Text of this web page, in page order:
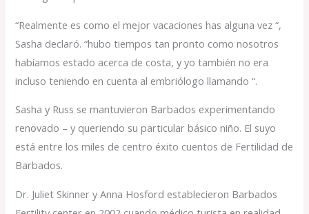
“Realmente es como el mejor vacaciones has alguna vez “,
Sasha declaró. “hubo tiempos tan pronto como nosotros
habíamos estado acerca de costa, y yo también no era
incluso teniendo en cuenta al embriólogo llamando “.
Sasha y Russ se mantuvieron Barbados experimentando
renovado – y queriendo su particular básico niño. El suyo
está entre los miles de centro éxito cuentos de Fertilidad de
Barbados.
Dr. Juliet Skinner y Anna Hosford establecieron Barbados